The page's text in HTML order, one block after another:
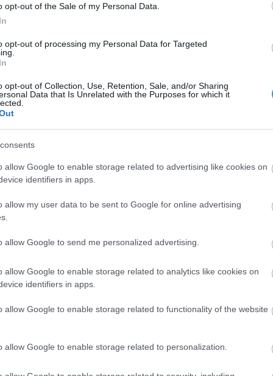
opt-out of the Sale of my Personal Data.
opt-out of processing my Personal Data for Targeted
opt-out of Collection, Use, Retention, Sale, and/or Sharing
Data that Is Unrelated with the Purposes for which it
allow Google to enable storage related to advertising like cookies on
identifiers in apps.
allow my user data to be sent to Google for online advertising
allow Google to send me personalized advertising.
allow Google to enable storage related to analytics like cookies on
identifiers in apps.
allow Google to enable storage related to functionality of the website
allow Google to enable storage related to personalization.
ως καλλυντικά τα γκλίτερ χειροτεχνίας. Αυτά μπορεί
αλλεργικές αντιδράσεις, εκδορές του
ψεύτικες βλεφαρίδες και τα αποκριάτικα
γύρω τους είναι πολύ ευαίσθητα.
των αποκριάτικων στολών. Το ραβδί μιας
είναι λεπτά και μυτερά μπορεί να αποτελέσουν
σε συνθήκες ημίφωτος, οπότε
Ιδανικά πρέπει να είναι κατασκευασμένα από
ιδίως όταν πρόκειται να χρησιμοποιηθούν τη νύχτα
όρασή σας, αυξάνοντας τον κίνδυνο πτώσεως
το ένα μάτι σας, επειδή έτσι απαιτεί η αμφίεσή σας.
κίνδυνο τραυματισμού. Είναι επομένως
όχι όταν χορεύετε ξέφρενα ή τρέχετε στο δρόμο.
διακοσμητικοί φακοί επαφής που αλλάζουν το
αξεσουάρ, αλλά ιατρική συσκευή και μπορεί να
και από καταστήματα λιανικής αντί για καταστήματα